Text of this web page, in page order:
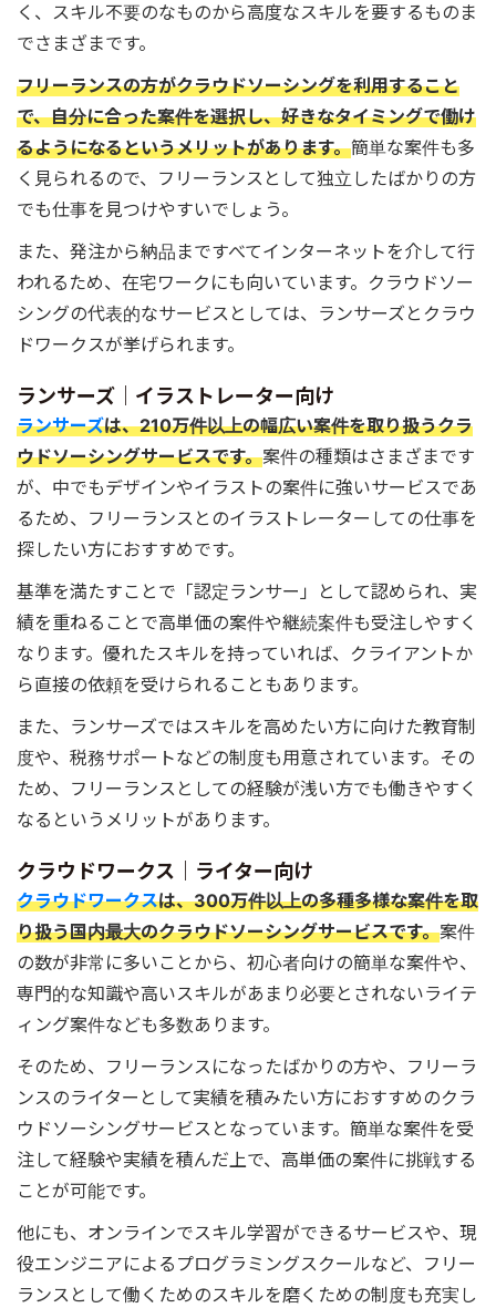
く、スキル不要のなものから高度なスキルを要するものま
でさまざまです。
フリーランスの方がクラウドソーシングを利用すること
で、自分に合った案件を選択し、好きなタイミングで働け
るようになるというメリットがあります。簡単な案件も多
く見られるので、フリーランスとして独立したばかりの方
でも仕事を見つけやすいでしょう。
また、発注から納品まですべてインターネットを介して行
われるため、在宅ワークにも向いています。クラウドソー
シングの代表的なサービスとしては、ランサーズとクラウ
ドワークスが挙げられます。
ランサーズ｜イラストレーター向け
ランサーズは、210万件以上の幅広い案件を取り扱うクラ
ウドソーシングサービスです。案件の種類はさまざまです
が、中でもデザインやイラストの案件に強いサービスであ
るため、フリーランスとのイラストレーターしての仕事を
探したい方におすすめです。
基準を満たすことで「認定ランサー」として認められ、実
績を重ねることで高単価の案件や継続案件も受注しやすく
なります。優れたスキルを持っていれば、クライアントか
ら直接の依頼を受けられることもあります。
また、ランサーズではスキルを高めたい方に向けた教育制
度や、税務サポートなどの制度も用意されています。その
ため、フリーランスとしての経験が浅い方でも働きやすく
なるというメリットがあります。
クラウドワークス｜ライター向け
クラウドワークスは、300万件以上の多種多様な案件を取
り扱う国内最大のクラウドソーシングサービスです。案件
の数が非常に多いことから、初心者向けの簡単な案件や、
専門的な知識や高いスキルがあまり必要とされないライテ
ィング案件なども多数あります。
そのため、フリーランスになったばかりの方や、フリーラ
ンスのライターとして実績を積みたい方におすすめのクラ
ウドソーシングサービスとなっています。簡単な案件を受
注して経験や実績を積んだ上で、高単価の案件に挑戦する
ことが可能です。
他にも、オンラインでスキル学習ができるサービスや、現
役エンジニアによるプログラミングスクールなど、フリー
ランスとして働くためのスキルを磨くための制度も充実し